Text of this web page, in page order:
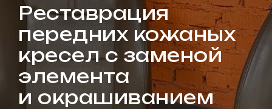
Реставрация
передних кожаных
кресел с заменой
элемента
и окрашиванием